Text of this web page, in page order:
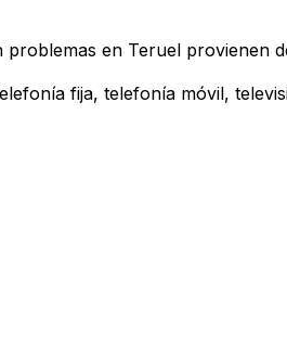
en Teruel provienen
fija, telefonía móvil,